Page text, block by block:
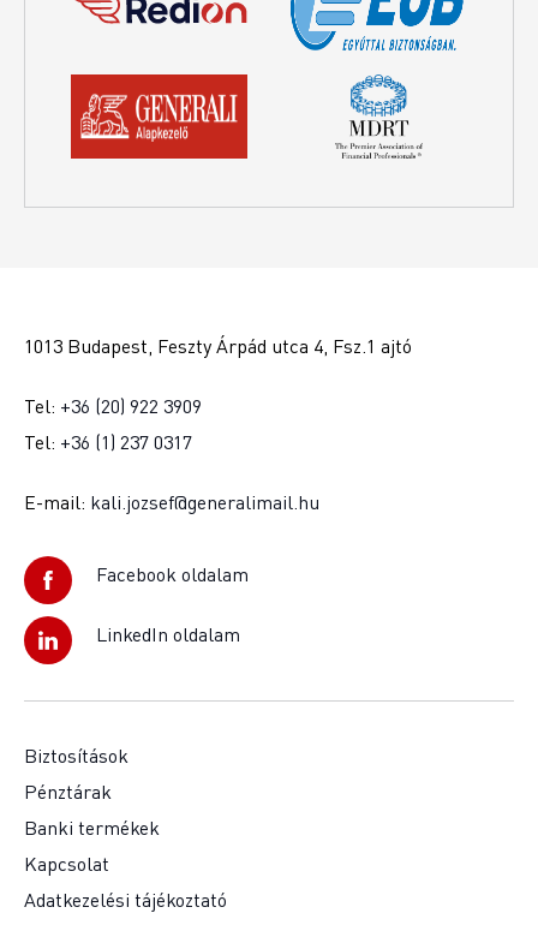
1013 Budapest, Feszty Árpád utca 4, Fsz.1 ajtó
Tel: +36 (20) 922 3909
Tel: +36 (1) 237 0317
E-mail: kali.jozsef@generalimail.hu
Facebook oldalam
LinkedIn oldalam
Biztosítások
Pénztárak
Banki termékek
Kapcsolat
Adatkezelési tájékoztató